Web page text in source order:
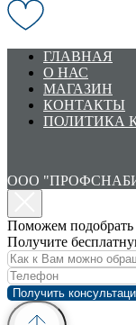
ГЛАВНАЯ
О НАС
МАГАЗИН
КОНТАКТЫ
ПОЛИТИКА
ООО
Поможем подобрать
Получите
Получить